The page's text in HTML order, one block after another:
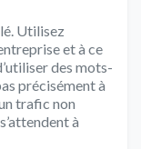
Utilisez
et à ce
des mots-
précisément à
trafic non
à